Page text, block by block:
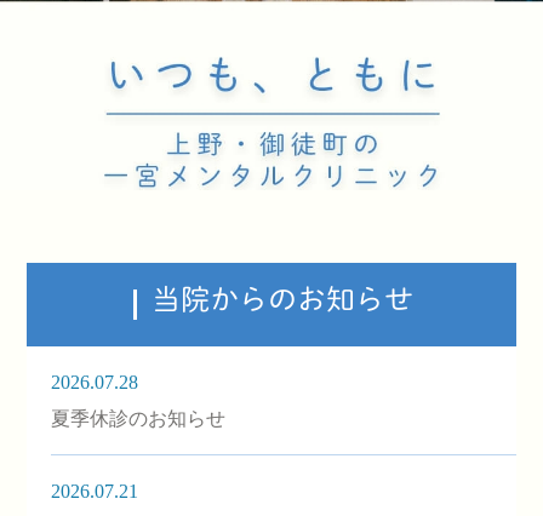
当院からのお知らせ
2026.07.28
夏季休診のお知らせ
2026.07.21